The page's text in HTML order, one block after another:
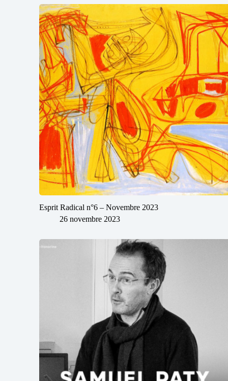
Esprit Radical n°6 – Novembre 2023
26 novembre 2023